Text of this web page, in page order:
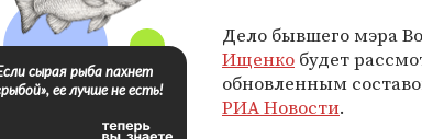
Дело бывшего мэра
Ищенко будет
обновленным
РИА Новости.
сырая рыба пахнет
ее лучше не есть!